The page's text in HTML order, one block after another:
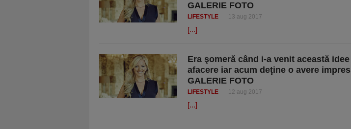
GALERIE FOTO
LIFESTYLE 13 aug 2017
[...]
Era şomeră când i-a venit această
afacere iar acum deţine o avere
GALERIE FOTO
LIFESTYLE 12 aug 2017
[...]